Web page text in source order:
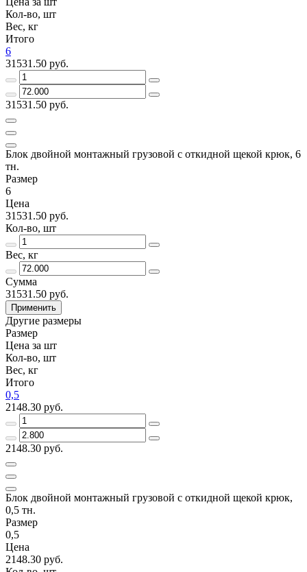
Кол-во, шт
Вес, кг
Итого
6
31531.50 руб.
31531.50 руб.
Блок двойной монтажный грузовой с откидной щекой крюк, 6
тн.
Размер
6
Цена
31531.50 руб.
Кол-во, шт
Вес, кг
Сумма
31531.50 руб.
Применить
Другие размеры
Размер
Цена за шт
Кол-во, шт
Вес, кг
Итого
0,5
2148.30 руб.
2148.30 руб.
Блок двойной монтажный грузовой с откидной щекой крюк,
0,5 тн.
Размер
0,5
Цена
2148.30 руб.